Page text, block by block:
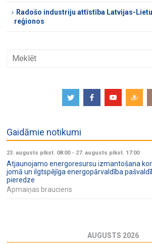
Radošo industriju attīstība Latvijas-
reģionos
Gaidāmie notikumi
23. augusts plkst. 08:00- 27. augusts plkst. 17:00
Atjaunojamo energoresursu izmantošana
jomā un ilgtspējīga energopārvaldība
pieredze
Apmaiņas brauciens
AUGUSTS 2026